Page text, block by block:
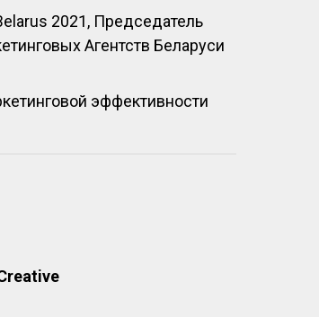
2021, Председатель
Агентств Беларуси
эффективности